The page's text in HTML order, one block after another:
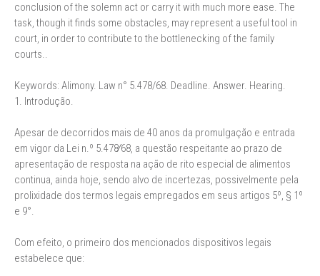
conclusion of the solemn act or carry it with much more ease. The
task, though it finds some obstacles, may represent a useful tool in
court, in order to contribute to the bottlenecking of the family
courts..
Keywords: Alimony. Law n° 5.478/68. Deadline. Answer. Hearing.
1. Introdução.
Apesar de decorridos mais de 40 anos da promulgação e entrada
em vigor da Lei n.º 5.478∕68, a questão respeitante ao prazo de
apresentação de resposta na ação de rito especial de alimentos
continua, ainda hoje, sendo alvo de incertezas, possivelmente pela
prolixidade dos termos legais empregados em seus artigos 5º, § 1º
e 9°.
Com efeito, o primeiro dos mencionados dispositivos legais
estabelece que: